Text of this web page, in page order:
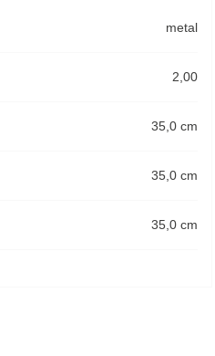
metal
2,00
35,0 cm
35,0 cm
35,0 cm